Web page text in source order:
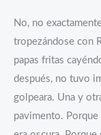
No, no
tropezándose con
papas fritas
después, no tuvo
golpeara. Una y
pavimento. Porque